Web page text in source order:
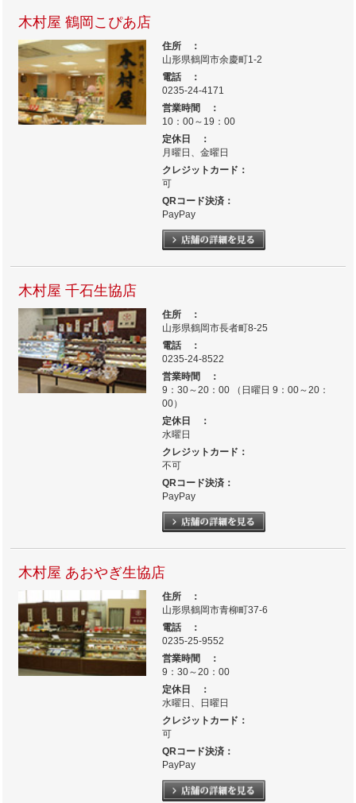
木村屋 鶴岡こぴあ店
住所 ：
山形県鶴岡市余慶町1-2
電話 ：
0235-24-4171
営業時間 ：
10：00～19：00
定休日 ：
月曜日、金曜日
クレジットカード：
可
QRコード決済：
PayPay
木村屋 千石生協店
住所 ：
山形県鶴岡市長者町8-25
電話 ：
0235-24-8522
営業時間 ：
9：30～20：00 （日曜日 9：00～20：
00）
定休日 ：
水曜日
クレジットカード：
不可
QRコード決済：
PayPay
木村屋 あおやぎ生協店
住所 ：
山形県鶴岡市青柳町37-6
電話 ：
0235-25-9552
営業時間 ：
9：30～20：00
定休日 ：
水曜日、日曜日
クレジットカード：
可
QRコード決済：
PayPay